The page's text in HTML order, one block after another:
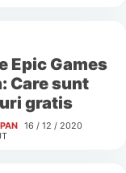
Epic Games
Care sunt
gratis
16 / 12 / 2020